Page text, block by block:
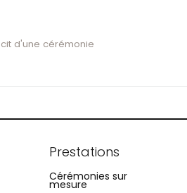
d'une cérémonie
Prestations
Cérémonies sur
mesure